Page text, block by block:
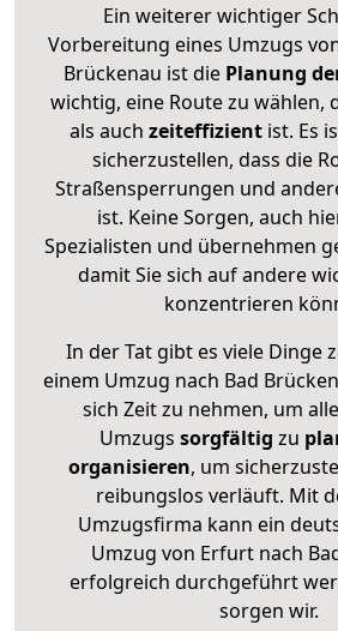
Ein weiterer wichtiger
Vorbereitung eines Umzugs
Brückenau ist diePlanung
wichtig, eine Route zu wählen,
als auch zeiteffizientist. Es
sicherzustellen, dass die
Straßensperrungen und
ist. Keine Sorgen, auch
Spezialisten und übernehmen
damit Sie sich auf andere
konzentrieren
In der Tat gibt es viele Dinge
einem Umzug nach Bad
sich Zeit zu nehmen, um
Umzugs sorgfältig zu
organisieren, um
reibungslos verläuft. Mit
Umzugsfirma kann ein
Umzug von Erfurt nach
erfolgreich durchgeführt
sorgen wir.